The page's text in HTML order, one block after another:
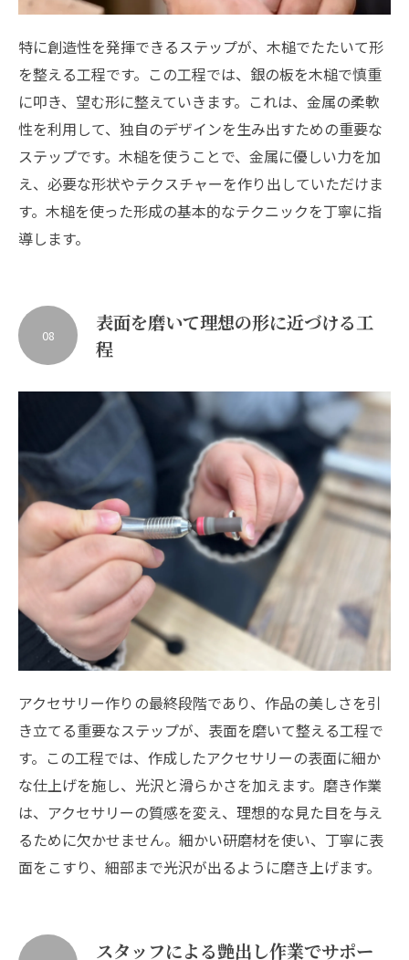
特に創造性を発揮できるステップが、木槌でたたいて形
を整える工程です。この工程では、銀の板を木槌で慎重
に叩き、望む形に整えていきます。これは、金属の柔軟
性を利用して、独自のデザインを生み出すための重要な
ステップです。木槌を使うことで、金属に優しい力を加
え、必要な形状やテクスチャーを作り出していただけま
す。木槌を使った形成の基本的なテクニックを丁寧に指
導します。
表面を磨いて理想の形に近づける工
程
08
アクセサリー作りの最終段階であり、作品の美しさを引
き立てる重要なステップが、表面を磨いて整える工程で
す。この工程では、作成したアクセサリーの表面に細か
な仕上げを施し、光沢と滑らかさを加えます。磨き作業
は、アクセサリーの質感を変え、理想的な見た目を与え
るために欠かせません。細かい研磨材を使い、丁寧に表
面をこすり、細部まで光沢が出るように磨き上げます。
スタッフによる艶出し作業でサポー